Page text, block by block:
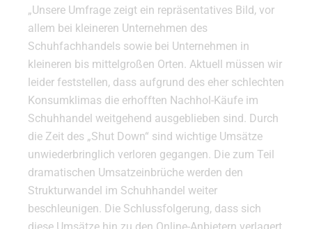
„Unsere Umfrage zeigt ein repräsentatives Bild, vor
allem bei kleineren Unternehmen des
Schuhfachhandels sowie bei Unternehmen in
kleineren bis mittelgroßen Orten. Aktuell müssen wir
leider feststellen, dass aufgrund des eher schlechten
Konsumklimas die erhofften Nachhol-Käufe im
Schuhhandel weitgehend ausgeblieben sind. Durch
die Zeit des „Shut Down“ sind wichtige Umsätze
unwiederbringlich verloren gegangen. Die zum Teil
dramatischen Umsatzeinbrüche werden den
Strukturwandel im Schuhhandel weiter
beschleunigen. Die Schlussfolgerung, dass sich